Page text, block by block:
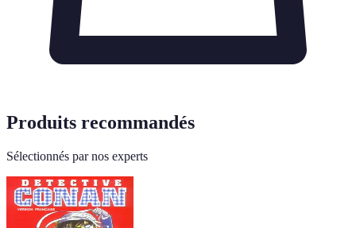
Produits recommandés
Sélectionnés par nos experts